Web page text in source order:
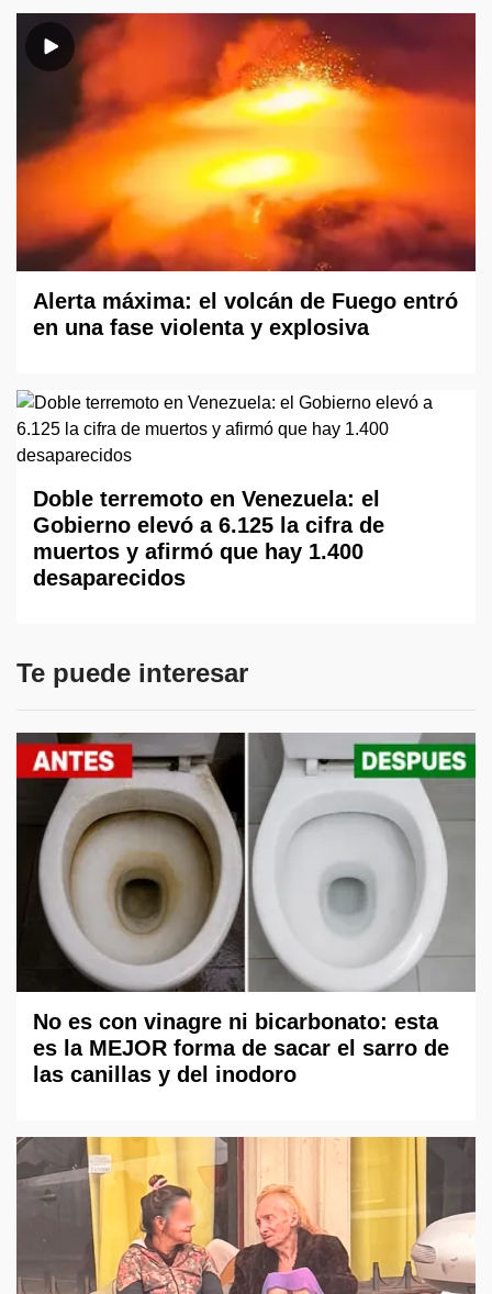
Alerta máxima: el volcán de Fuego entró
en una fase violenta y explosiva
Doble terremoto en Venezuela: el
Gobierno elevó a 6.125 la cifra de
muertos y afirmó que hay 1.400
desaparecidos
Te puede interesar
No es con vinagre ni bicarbonato: esta
es la MEJOR forma de sacar el sarro de
las canillas y del inodoro